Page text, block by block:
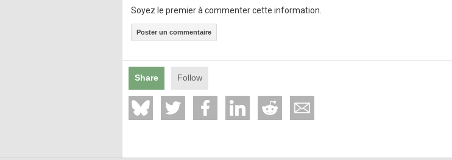
Soyez le premier à commenter cette information.
Poster un commentaire
Share Follow